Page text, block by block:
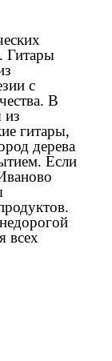
Гитары
с
В
из
гитары,
дерева
Если
всех